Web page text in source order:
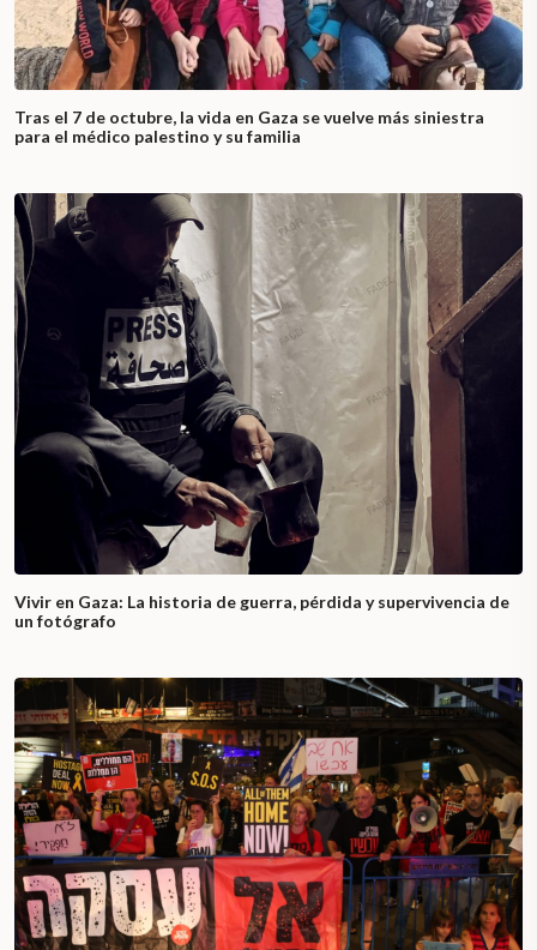
Tras el 7 de octubre, la vida en Gaza se vuelve más siniestra
para el médico palestino y su familia
Vivir en Gaza: La historia de guerra, pérdida y supervivencia de
un fotógrafo